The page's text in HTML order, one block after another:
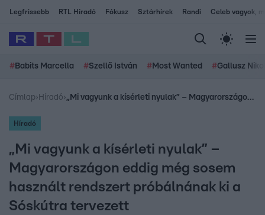
Legfrissebb RTL Híradó Fókusz Sztárhírek Randi Celeb vagyok,
# Babits Marcella #Szellő István # Most Wanted #Gallusz
Címlap› Híradó› „Mi vagyunk a kísérleti nyulak” – Magyarországon eddig még sosem használt rendszert próbálnának ki a Sóskútra tervezett akkumulátorgyárban
Híradó
„Mi vagyunk a kísérleti nyulak” –
Magyarországon eddig még sosem
használt rendszert próbálnának ki a
Sóskútra tervezett